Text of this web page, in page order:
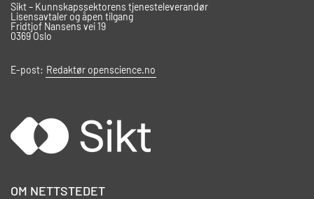
Sikt – Kunnskapssektorens tjenesteleverandør
Lisensavtaler og åpen tilgang
Fridtjof Nansens vei 19
0369 Oslo
E-post: Redaktør openscience.no
OM NETTSTEDET